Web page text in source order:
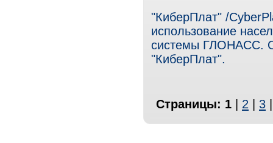
"КиберПлат" /
использование
системы ГЛОНАСС.
"КиберПлат".
Страницы: 1 2 3